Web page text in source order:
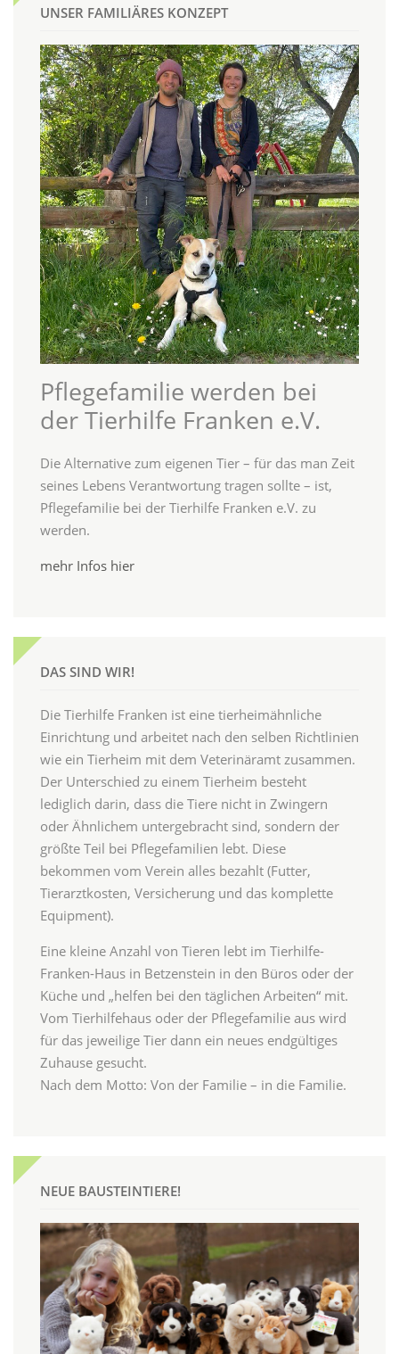
UNSER FAMILIÄRES KONZEPT
Pflegefamilie werden bei
der Tierhilfe Franken e.V.
Die Alternative zum eigenen Tier – für das man Zeit
seines Lebens Verantwortung tragen sollte – ist,
Pflegefamilie bei der Tierhilfe Franken e.V. zu
werden.
mehr Infos hier
DAS SIND WIR!
Die Tierhilfe Franken ist eine tierheimähnliche
Einrichtung und arbeitet nach den selben Richtlinien
wie ein Tierheim mit dem Veterinäramt zusammen.
Der Unterschied zu einem Tierheim besteht
lediglich darin, dass die Tiere nicht in Zwingern
oder Ähnlichem untergebracht sind, sondern der
größte Teil bei Pflegefamilien lebt. Diese
bekommen vom Verein alles bezahlt (Futter,
Tierarztkosten, Versicherung und das komplette
Equipment).
Eine kleine Anzahl von Tieren lebt im Tierhilfe-
Franken-Haus in Betzenstein in den Büros oder der
Küche und „helfen bei den täglichen Arbeiten“ mit.
Vom Tierhilfehaus oder der Pflegefamilie aus wird
für das jeweilige Tier dann ein neues endgültiges
Zuhause gesucht.
Nach dem Motto: Von der Familie – in die Familie.
NEUE BAUSTEINTIERE!